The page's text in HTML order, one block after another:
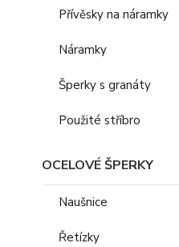
Přívěsky na náramky
Náramky
Šperky s granáty
Použité stříbro
OCELOVÉ ŠPERKY
Naušnice
Řetízky